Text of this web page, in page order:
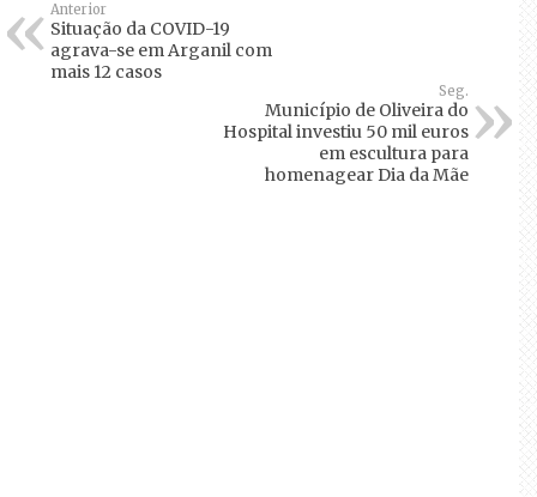
Anterior
Situação da COVID-19
agrava-se em Arganil com
mais 12 casos
Seg.
Município de Oliveira do
Hospital investiu 50 mil euros
em escultura para
homenagear Dia da Mãe